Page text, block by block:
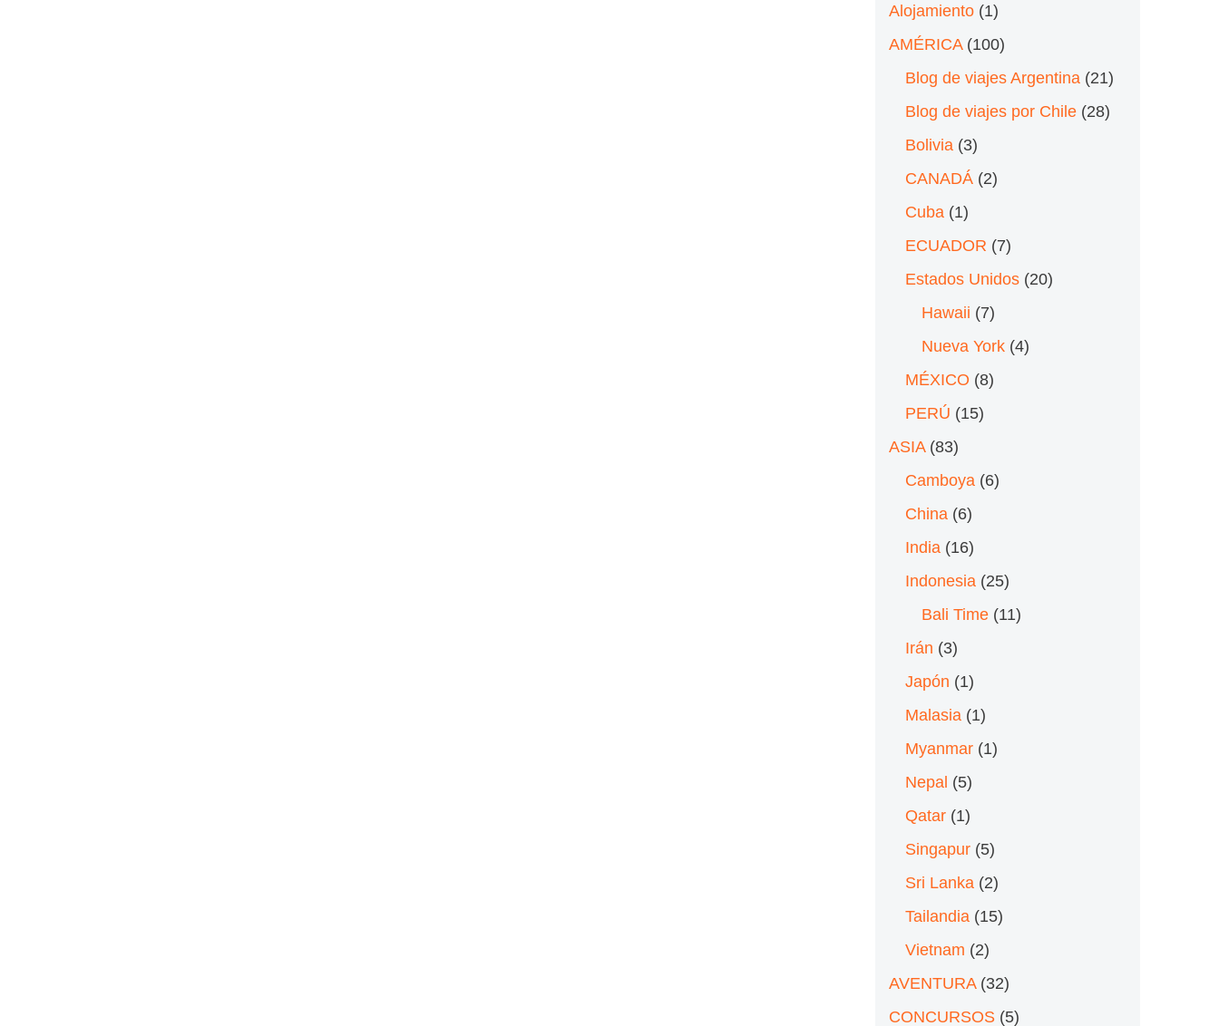
Alojamiento(1)
AMÉRICA(100)
Blog de viajes Argentina (21)
Blog de viajes por Chile(28)
Bolivia (3)
CANADÁ(2)
Cuba (1)
ECUADOR (7)
Estados Unidos(20)
Hawaii (7)
Nueva York(4)
MÉXICO (8)
PERÚ (15)
ASIA(83)
Camboya (6)
China (6)
India (16)
Indonesia (25)
Bali Time(11)
Irán (3)
Japón (1)
Malasia (1)
Myanmar(1)
Nepal (5)
Qatar(1)
Singapur(5)
Sri Lanka (2)
Tailandia (15)
Vietnam (2)
AVENTURA(32)
CONCURSOS(5)